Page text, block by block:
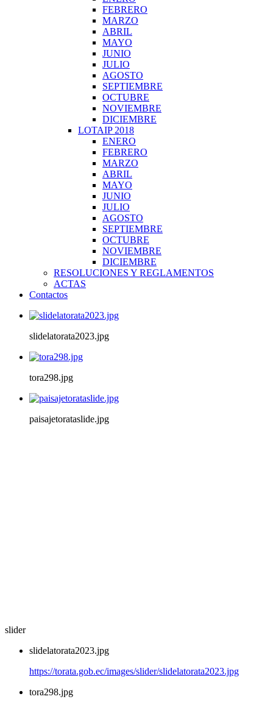
FEBRERO
MARZO
ABRIL
MAYO
JUNIO
JULIO
AGOSTO
SEPTIEMBRE
OCTUBRE
NOVIEMBRE
DICIEMBRE
LOTAIP 2018
ENERO
FEBRERO
MARZO
ABRIL
MAYO
JUNIO
JULIO
AGOSTO
SEPTIEMBRE
OCTUBRE
NOVIEMBRE
DICIEMBRE
RESOLUCIONES Y REGLAMENTOS
ACTAS
Contactos
slidelatorata2023.jpg
tora298.jpg
paisajetorataslide.jpg
slider
slidelatorata2023.jpg
https://torata.gob.ec/images/slider/slidelatorata2023.jpg
tora298.jpg